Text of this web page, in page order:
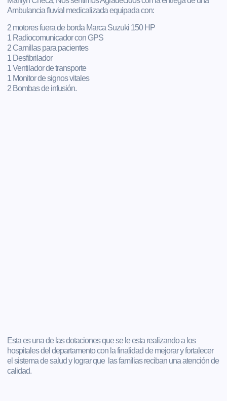
Ambulancia fluvial medicalizada equipada con:
2 motores fuera de borda Marca Suzuki 150 HP
1 Radiocomunicador con GPS
2 Camillas para pacientes
1 Desfibrilador
1 Ventilador de transporte
1 Monitor de signos vitales
2 Bombas de infusión.
Esta es una de las dotaciones que se le esta realizando a los
hospitales del departamento con la finalidad de mejorar y fortalecer
el sistema de salud y lograr que las familias reciban una atención de
calidad.